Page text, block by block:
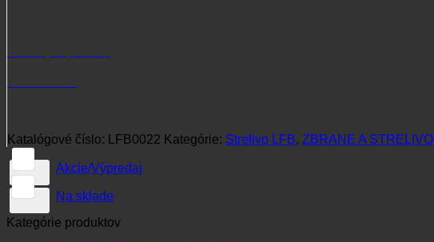
Katalógové číslo: LFB0022 Kategórie: Strelivo LFB, ZBRANE A STRELIVO
Akcie/Výpredaj
Na sklade
Kategórie produktov